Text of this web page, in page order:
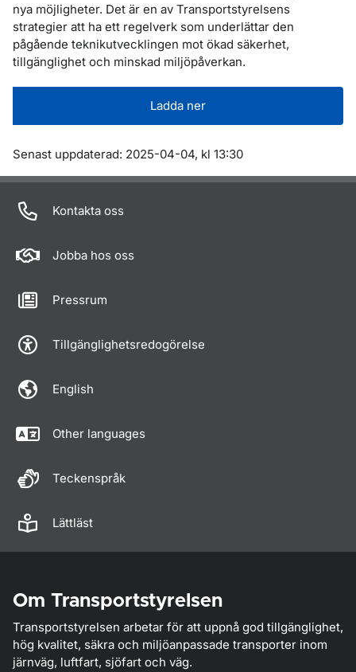
nya möjligheter. Det är en av Transportstyrelsens
strategier att ha ett regelverk som underlättar den
pågående teknikutvecklingen mot ökad säkerhet,
tillgänglighet och minskad miljöpåverkan.
Ladda ner
Om sidan
Senast uppdaterad: 2025-04-04, kl 13:30
Kontakta oss
Jobba hos oss
Pressrum
Tillgänglighetsredogörelse
English
Other languages
Teckenspråk
Lättläst
Om Transportstyrelsen
Transportstyrelsen arbetar för att uppnå god tillgänglighet,
hög kvalitet, säkra och miljöanpassade transporter inom
järnväg, luftfart, sjöfart och väg.